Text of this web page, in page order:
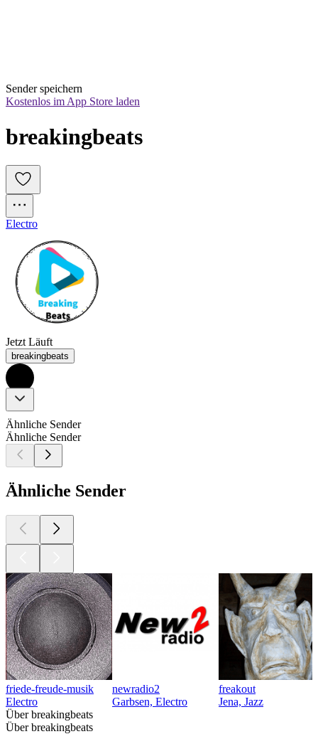
Sender speichern
Kostenlos im App Store laden
breakingbeats
Electro
Jetzt Läuft
breakingbeats
Ähnliche Sender
Ähnliche Sender
Ähnliche Sender
friede-freude-musik
Electro
newradio2
Garbsen, Electro
freakout
Jena, Jazz
Über breakingbeats
Über breakingbeats